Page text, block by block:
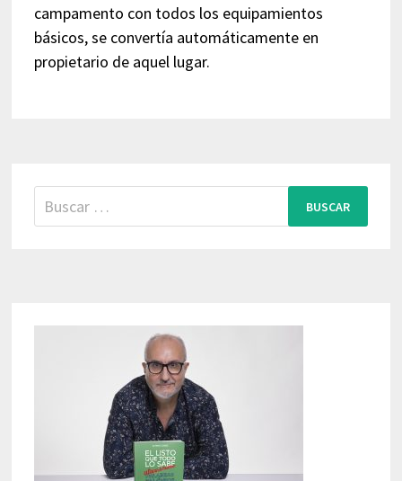
campamento con todos los equipamientos
básicos, se convertía automáticamente en
propietario de aquel lugar.
Buscar: